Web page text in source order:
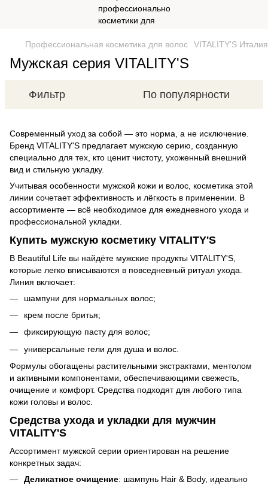
Профессиональная косметика для волос VITALITY'S Италия
Мужская серия VITALITY'S
Фильтр По популярности
Современный уход за собой — это норма, а не исключение.
Бренд VITALITY'S предлагает мужскую серию, созданную
специально для тех, кто ценит чистоту, ухоженный внешний
вид и стильную укладку.
Учитывая особенности мужской кожи и волос, косметика этой
линии сочетает эффективность и лёгкость в применении. В
ассортименте — всё необходимое для ежедневного ухода и
профессиональной укладки.
Купить мужскую косметику VITALITY'S
В Beautiful Life вы найдёте мужские продукты VITALITY'S,
которые легко вписываются в повседневный ритуал ухода.
Линия включает:
шампуни для нормальных волос;
крем после бритья;
фиксирующую пасту для волос;
универсальные гели для душа и волос.
Формулы обогащены растительными экстрактами, ментолом
и активными компонентами, обеспечивающими свежесть,
очищение и комфорт. Средства подходят для любого типа
кожи головы и волос.
Средства ухода и укладки для мужчин
VITALITY'S
Ассортимент мужской серии ориентирован на решение
конкретных задач:
Деликатное очищение: шампунь Hair & Body, идеально